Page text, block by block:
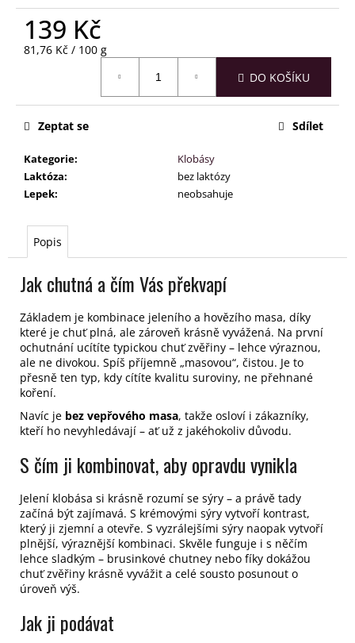
139 Kč
Měrná
81,76 Kč / 100 g
DO KOŠÍKU
Kategorie:
Klobásy
Laktóza:
bez laktózy
Lepek: neobsahuje
Zeptat se Sdílet
Popis
Jak chutná a čím Vás překvapí
Základem je kombinace jeleního a hovězího masa, díky
které je chuť plná, ale zároveň krásně vyvážená. Na první
ochutnání ucítíte typickou chuť zvěřiny – lehce výraznou,
ale ne divokou. Spíš příjemně „masovou“, čistou. Je to
přesně ten typ, kdy cítíte kvalitu suroviny, ne přehnané
koření.
Navíc je bez vepřového masa, takže osloví i zákazníky,
kteří ho nevyhledávají – ať už z jakéhokoliv důvodu.
S čím ji kombinovat, aby opravdu vynikla
Jelení klobása si krásně rozumí se sýry – a právě tady
začíná být zajímavá. S krémovými sýry vytvoří kontrast,
který ji zjemní a otevře. S vyzrálejšími sýry naopak vytvoří
plnější, výraznější kombinaci. Skvěle funguje i s něčím
lehce sladkým – brusinkové chutney nebo fíky dokážou
chuť zvěřiny krásně vyvážit a celé sousto posunout o
úroveň výš.
Jak ji podávat
r
e
m